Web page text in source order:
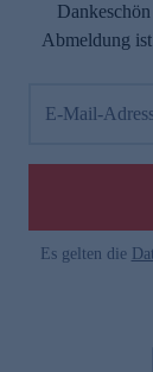
Abmeldung
E-Mail-
Es gelten die